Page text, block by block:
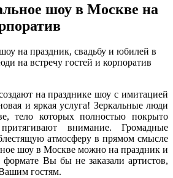
шоу в Москве на
на празднике шоу с имитацией
и яркая услуга! Зеркальные люди
тело которых полностью покрыто
внимание. Громадные
атмосферу в прямом смысле
шоу в Москве можно на праздник и
Вы бы не заказали артистов,
гостям.